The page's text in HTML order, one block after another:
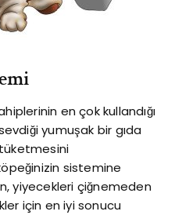
en çok kullandığı
yumuşak bir gıda
sistemine
yiyecekleri çiğnemeden
için en iyi sonucu